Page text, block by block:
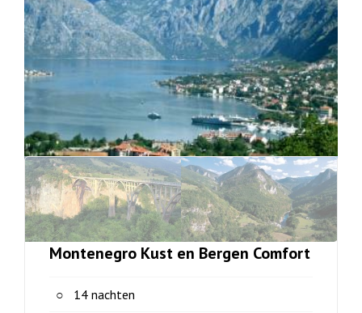
Montenegro Kust en Bergen Comfort
14 nachten